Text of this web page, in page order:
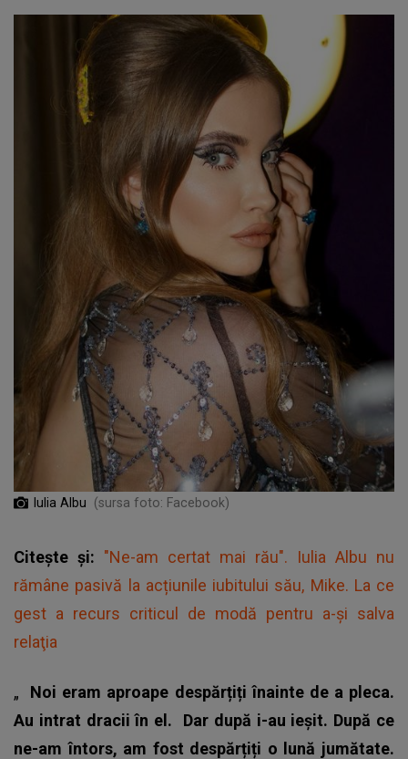
Iulia Albu (sursa foto: Facebook)
Citește și: "Ne-am certat mai rău". Iulia Albu nu
rămâne pasivă la acțiunile iubitului său, Mike. La ce
gest a recurs criticul de modă pentru a-şi salva
relaţia
„ Noi eram aproape despărțiți înainte de a pleca.
Au intrat dracii în el. Dar după i-au ieșit. După ce
ne-am întors, am fost despărțiți o lună jumătate.